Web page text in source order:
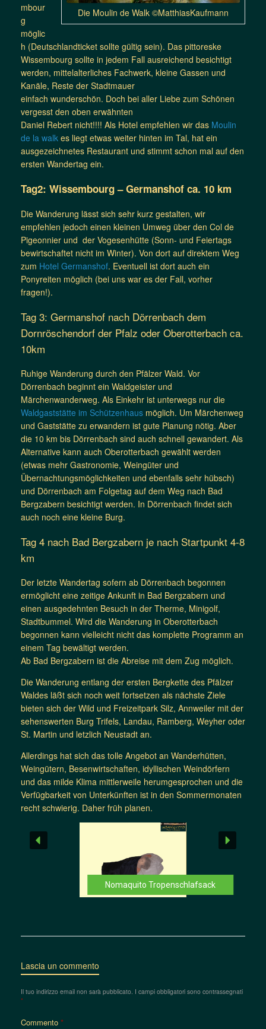
Die Moulin de Walk ©MatthiasKaufmann
mbour
g
möglic
h (Deutschlandticket sollte gültig sein). Das pittoreske
Wissembourg sollte in jedem Fall ausreichend besichtigt
werden, mittelalterliches Fachwerk, kleine Gassen und
Kanäle, Reste der Stadtmauer
einfach wunderschön. Doch bei aller Liebe zum Schönen
vergesst den oben erwähnten
Daniel Rebert nicht!!!! Als Hotel empfehlen wir das Moulin
de la walk es liegt etwas weiter hinten im Tal, hat ein
ausgezeichnetes Restaurant und stimmt schon mal auf den
ersten Wandertag ein.
Tag2: Wissembourg – Germanshof ca. 10 km
Die Wanderung lässt sich sehr kurz gestalten, wir
empfehlen jedoch einen kleinen Umweg über den Col de
Pigeonnier und der Vogesenhütte (Sonn- und Feiertags
bewirtschaftet nicht im Winter). Von dort auf direktem Weg
zum Hotel Germanshof. Eventuell ist dort auch ein
Ponyreiten möglich (bei uns war es der Fall, vorher
fragen!).
Tag 3: Germanshof nach Dörrenbach dem
Dornröschendorf der Pfalz oder Oberotterbach ca.
10km
Ruhige Wanderung durch den Pfälzer Wald. Vor
Dörrenbach beginnt ein Waldgeister und
Märchenwanderweg. Als Einkehr ist unterwegs nur die
Waldgaststätte im Schützenhaus möglich. Um Märchenweg
und Gaststätte zu erwandern ist gute Planung nötig. Aber
die 10 km bis Dörrenbach sind auch schnell gewandert. Als
Alternative kann auch Oberotterbach gewählt werden
(etwas mehr Gastronomie, Weingüter und
Übernachtungsmöglichkeiten und ebenfalls sehr hübsch)
und Dörrenbach am Folgetag auf dem Weg nach Bad
Bergzabern besichtigt werden. In Dörrenbach findet sich
auch noch eine kleine Burg.
Tag 4 nach Bad Bergzabern je nach Startpunkt 4-8
km
Der letzte Wandertag sofern ab Dörrenbach begonnen
ermöglicht eine zeitige Ankunft in Bad Bergzabern und
einen ausgedehnten Besuch in der Therme, Minigolf,
Stadtbummel. Wird die Wanderung in Oberotterbach
begonnen kann vielleicht nicht das komplette Programm an
einem Tag bewältigt werden.
Ab Bad Bergzabern ist die Abreise mit dem Zug möglich.
Die Wanderung entlang der ersten Bergkette des Pfälzer
Waldes läßt sich noch weit fortsetzen als nächste Ziele
bieten sich der Wild und Freizeitpark Silz, Annweiler mit der
sehenswerten Burg Trifels, Landau, Ramberg, Weyher oder
St. Martin und letzlich Neustadt an.
Allerdings hat sich das tolle Angebot an Wanderhütten,
Weingütern, Besenwirtschaften, idyllischen Weindörfern
und das milde Klima mittlerweile herumgesprochen und die
Verfügbarkeit von Unterkünften ist in den Sommermonaten
recht schwierig. Daher früh planen.
Nomaquito Tropenschlafsack
Lascia un commento
Il tuo indirizzo email non sarà pubblicato. I campi obbligatori sono contrassegnati
*
Commento *